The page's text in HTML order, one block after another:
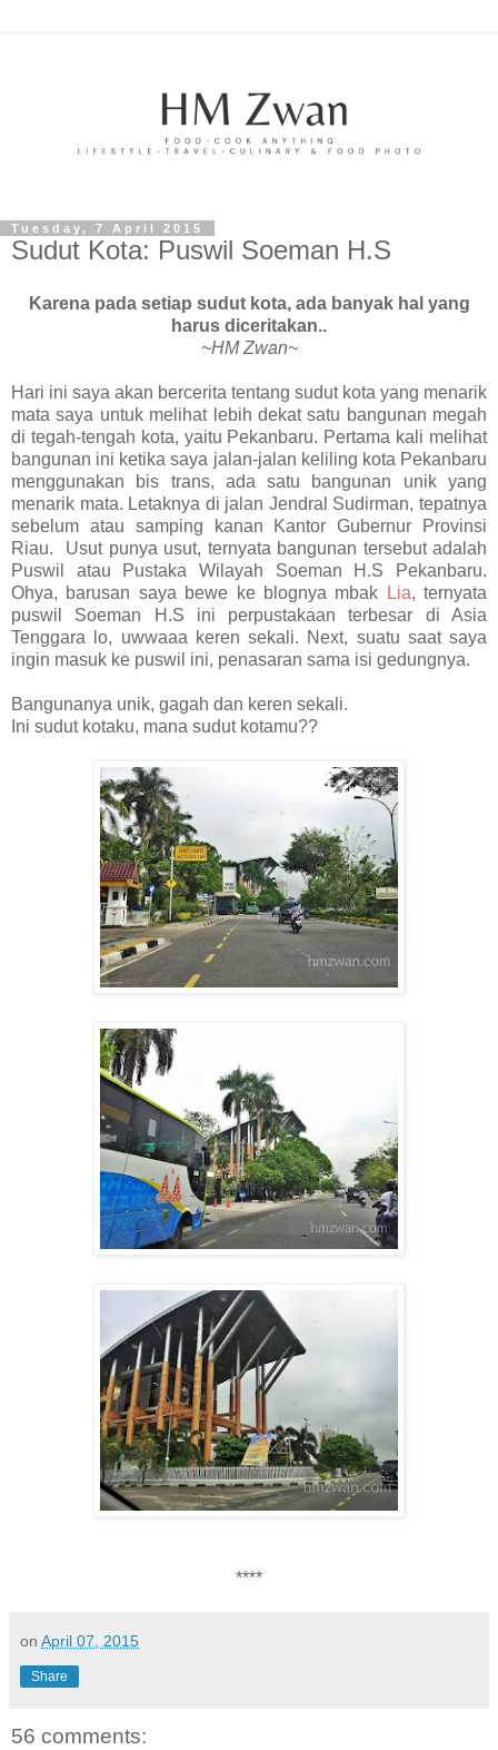
Tuesday, 7 April 2015
Sudut Kota: Puswil Soeman H.S
Karena pada setiap sudut kota, ada banyak hal yang
harus diceritakan..
~HM Zwan~
Hari ini saya akan bercerita tentang sudut kota yang menarik
mata saya untuk melihat lebih dekat satu bangunan megah
di tegah-tengah kota, yaitu Pekanbaru. Pertama kali melihat
bangunan ini ketika saya jalan-jalan keliling kota Pekanbaru
menggunakan bis trans, ada satu bangunan unik yang
menarik mata. Letaknya di jalan Jendral Sudirman, tepatnya
sebelum atau samping kanan Kantor Gubernur Provinsi
Riau. Usut punya usut, ternyata bangunan tersebut adalah
Puswil atau Pustaka Wilayah Soeman H.S Pekanbaru.
Ohya, barusan saya bewe ke blognya mbak
Lia, ternyata
puswil Soeman H.S ini perpustakaan terbesar di Asia
Tenggara lo, uwwaaa keren sekali. Next, suatu saat saya
ingin masuk ke puswil ini, penasaran sama isi gedungnya.
Bangunanya unik, gagah dan keren sekali.
Ini sudut kotaku, mana sudut kotamu??
****
on April 07, 2015
Share
56 comments: